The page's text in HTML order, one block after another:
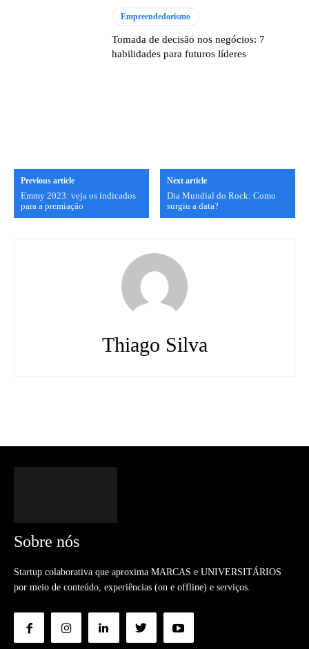
Empreendedorismo
Tomada de decisão nos negócios: 7
habilidades para futuros líderes
Previous article
Emmy 2023: veja os indicados
para a premiação
Next article
Dia Mundial do Rock: Como
surgiu a data?
Thiago Silva
Sobre nós
Startup colaborativa que aproxima MARCAS e UNIVERSITÁRIOS
por meio de conteúdo, experiências (on e offline) e serviços.